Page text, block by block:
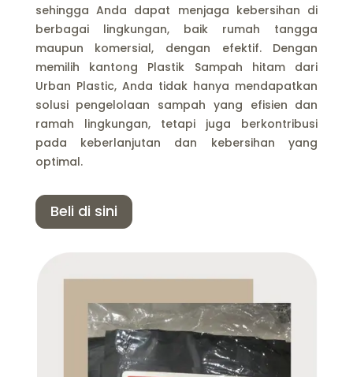
sehingga Anda dapat menjaga kebersihan di
berbagai lingkungan, baik rumah tangga
maupun komersial, dengan efektif. Dengan
memilih kantong Plastik Sampah hitam dari
Urban Plastic, Anda tidak hanya mendapatkan
solusi pengelolaan sampah yang efisien dan
ramah lingkungan, tetapi juga berkontribusi
pada keberlanjutan dan kebersihan yang
optimal.
Beli di sini